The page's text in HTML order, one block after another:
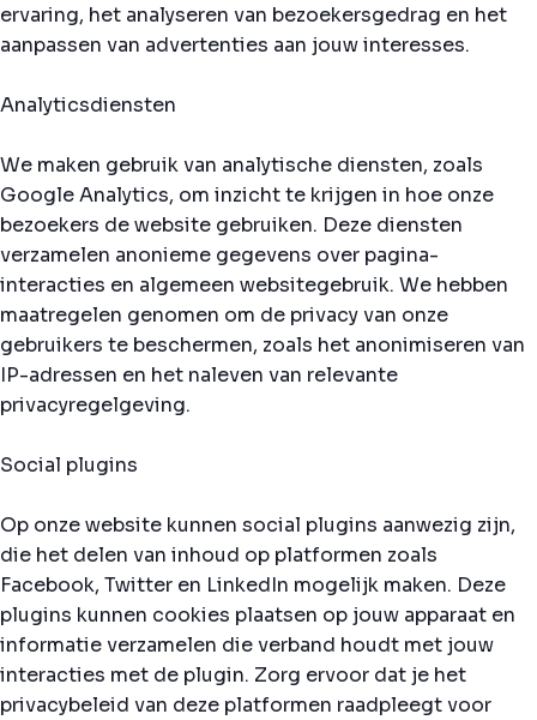
ervaring, het analyseren van bezoekersgedrag en het
aanpassen van advertenties aan jouw interesses.
Analyticsdiensten
We maken gebruik van analytische diensten, zoals
Google Analytics, om inzicht te krijgen in hoe onze
bezoekers de website gebruiken. Deze diensten
verzamelen anonieme gegevens over pagina-
interacties en algemeen websitegebruik. We hebben
maatregelen genomen om de privacy van onze
gebruikers te beschermen, zoals het anonimiseren van
IP-adressen en het naleven van relevante
privacyregelgeving.
Social plugins
Op onze website kunnen social plugins aanwezig zijn,
die het delen van inhoud op platformen zoals
Facebook, Twitter en LinkedIn mogelijk maken. Deze
plugins kunnen cookies plaatsen op jouw apparaat en
informatie verzamelen die verband houdt met jouw
interacties met de plugin. Zorg ervoor dat je het
privacybeleid van deze platformen raadpleegt voor